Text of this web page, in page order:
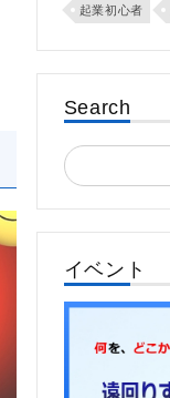
起業初心者
Search
索:
イベント